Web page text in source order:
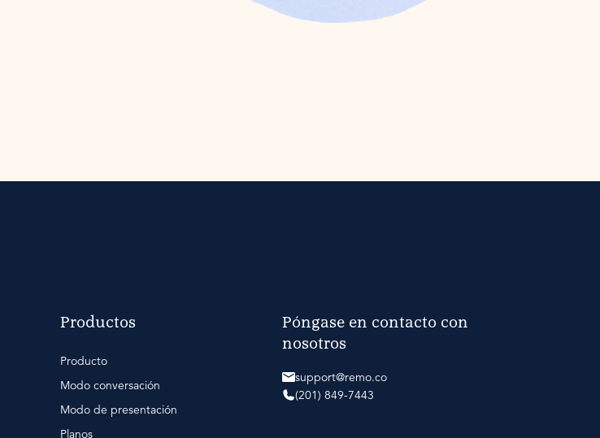
Productos
Producto
Modo conversación
Modo de presentación
Planos
Póngase en contacto con
nosotros
support@remo.co
(201) 849-7443